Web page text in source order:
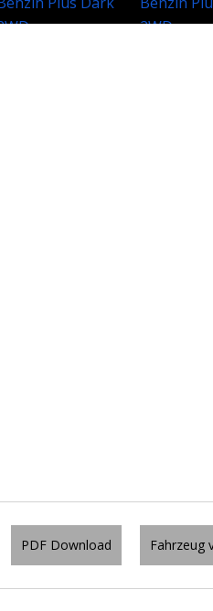
PDF Download Fahrzeug